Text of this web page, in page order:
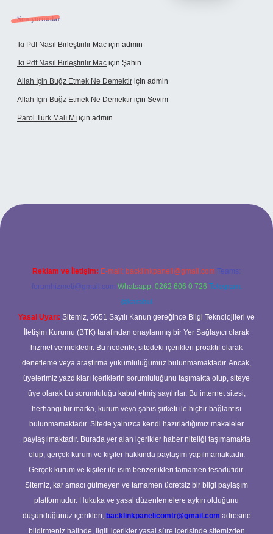
Son yorumlar
Iki Pdf Nasıl Birleştirilir Mac için admin
Iki Pdf Nasıl Birleştirilir Mac için Şahin
Allah Için Buğz Etmek Ne Demektir için admin
Allah Için Buğz Etmek Ne Demektir için Sevim
Parol Türk Malı Mı için admin
giriş
Reklam ve İletişim: E-mail: backlinkpaneli@gmail.com Teams:
forumhizmeti@gmail.com Whatsapp: 0262 606 0 726 Telegram:
@karabul
Yasal Uyarı: Sitemiz, 5651 Sayılı Kanun gereğince Bilgi Teknolojileri ve
İletişim Kurumu (BTK) tarafından onaylanmış bir Yer Sağlayıcı olarak
hizmet vermektedir. Bu nedenle, sitedeki içerikleri proaktif olarak
denetleme veya araştırma yükümlülüğümüz bulunmamaktadır. Ancak,
üyelerimiz yazdıkları içeriklerin sorumluluğunu taşımakta olup, siteye
üye olarak bu sorumluluğu kabul etmiş sayılırlar. Bu internet sitesi,
herhangi bir marka, kurum veya şahıs şirketi ile hiçbir bağlantısı
bulunmamaktadır. Sitede yalnızca kendi hazırladığımız makaleler
paylaşılmaktadır. Burada yer alan içerikler haber niteliği taşımamakta
olup, gerçek kurum ve kişiler hakkında paylaşım yapılmamaktadır.
Gerçek kurum ve kişiler ile isim benzerlikleri tamamen tesadüfidir.
Sitemiz, kar amacı gütmeyen ve tamamen ücretsiz bir bilgi paylaşım
platformudur. Hukuka ve yasal düzenlemelere aykırı olduğunu
düşündüğünüz içerikleri, backlinkpanelicomtr@gmail.com adresine
bildirmeniz halinde, ilgili içerikler yasal süre içerisinde sitemizden